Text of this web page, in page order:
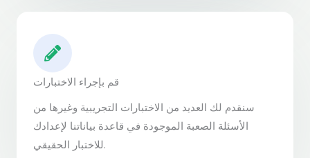
قم بإجراء الاختبارات
سنقدم لك العديد من الاختبارات التجريبية وغيرها من
الأسئلة الصعبة الموجودة في قاعدة بياناتنا لإعدادك
للاختبار الحقيقي.